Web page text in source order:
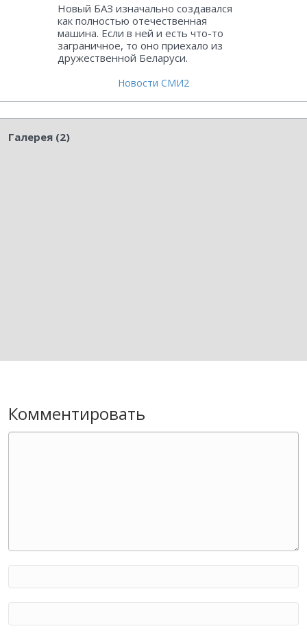
Новый БАЗ изначально создавался
как полностью отечественная
машина. Если в ней и есть что-то
заграничное, то оно приехало из
дружественной Беларуси.
Новости СМИ2
Галерея (2)
Комментировать